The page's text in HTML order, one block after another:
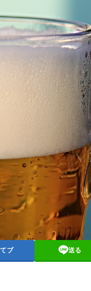
ブ 送る